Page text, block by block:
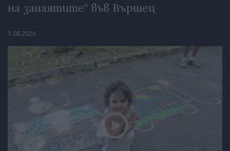
на занаятите“ във Вършец
1.08.2026